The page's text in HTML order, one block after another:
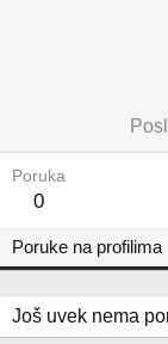
Poruka
0
Poruke na profilima
Još uvek nema